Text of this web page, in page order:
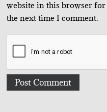
website in this browser for
the next time I comment.